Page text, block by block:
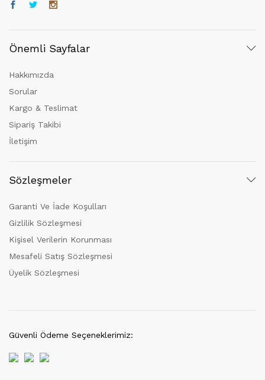
Önemli Sayfalar
Hakkımızda
Sorular
Kargo & Teslimat
Sipariş Takibi
İletişim
Sözleşmeler
Garanti Ve İade Koşulları
Gizlilik Sözleşmesi
Kişisel Verilerin Korunması
Mesafeli Satış Sözleşmesi
Üyelik Sözleşmesi
Güvenli Ödeme Seçeneklerimiz: